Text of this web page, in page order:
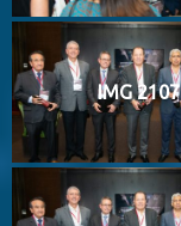
IMG 2107